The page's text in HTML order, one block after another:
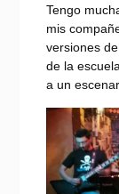
Tengo
mis
versiones
de la
a un